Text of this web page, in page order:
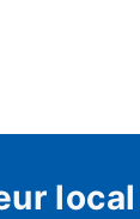
local